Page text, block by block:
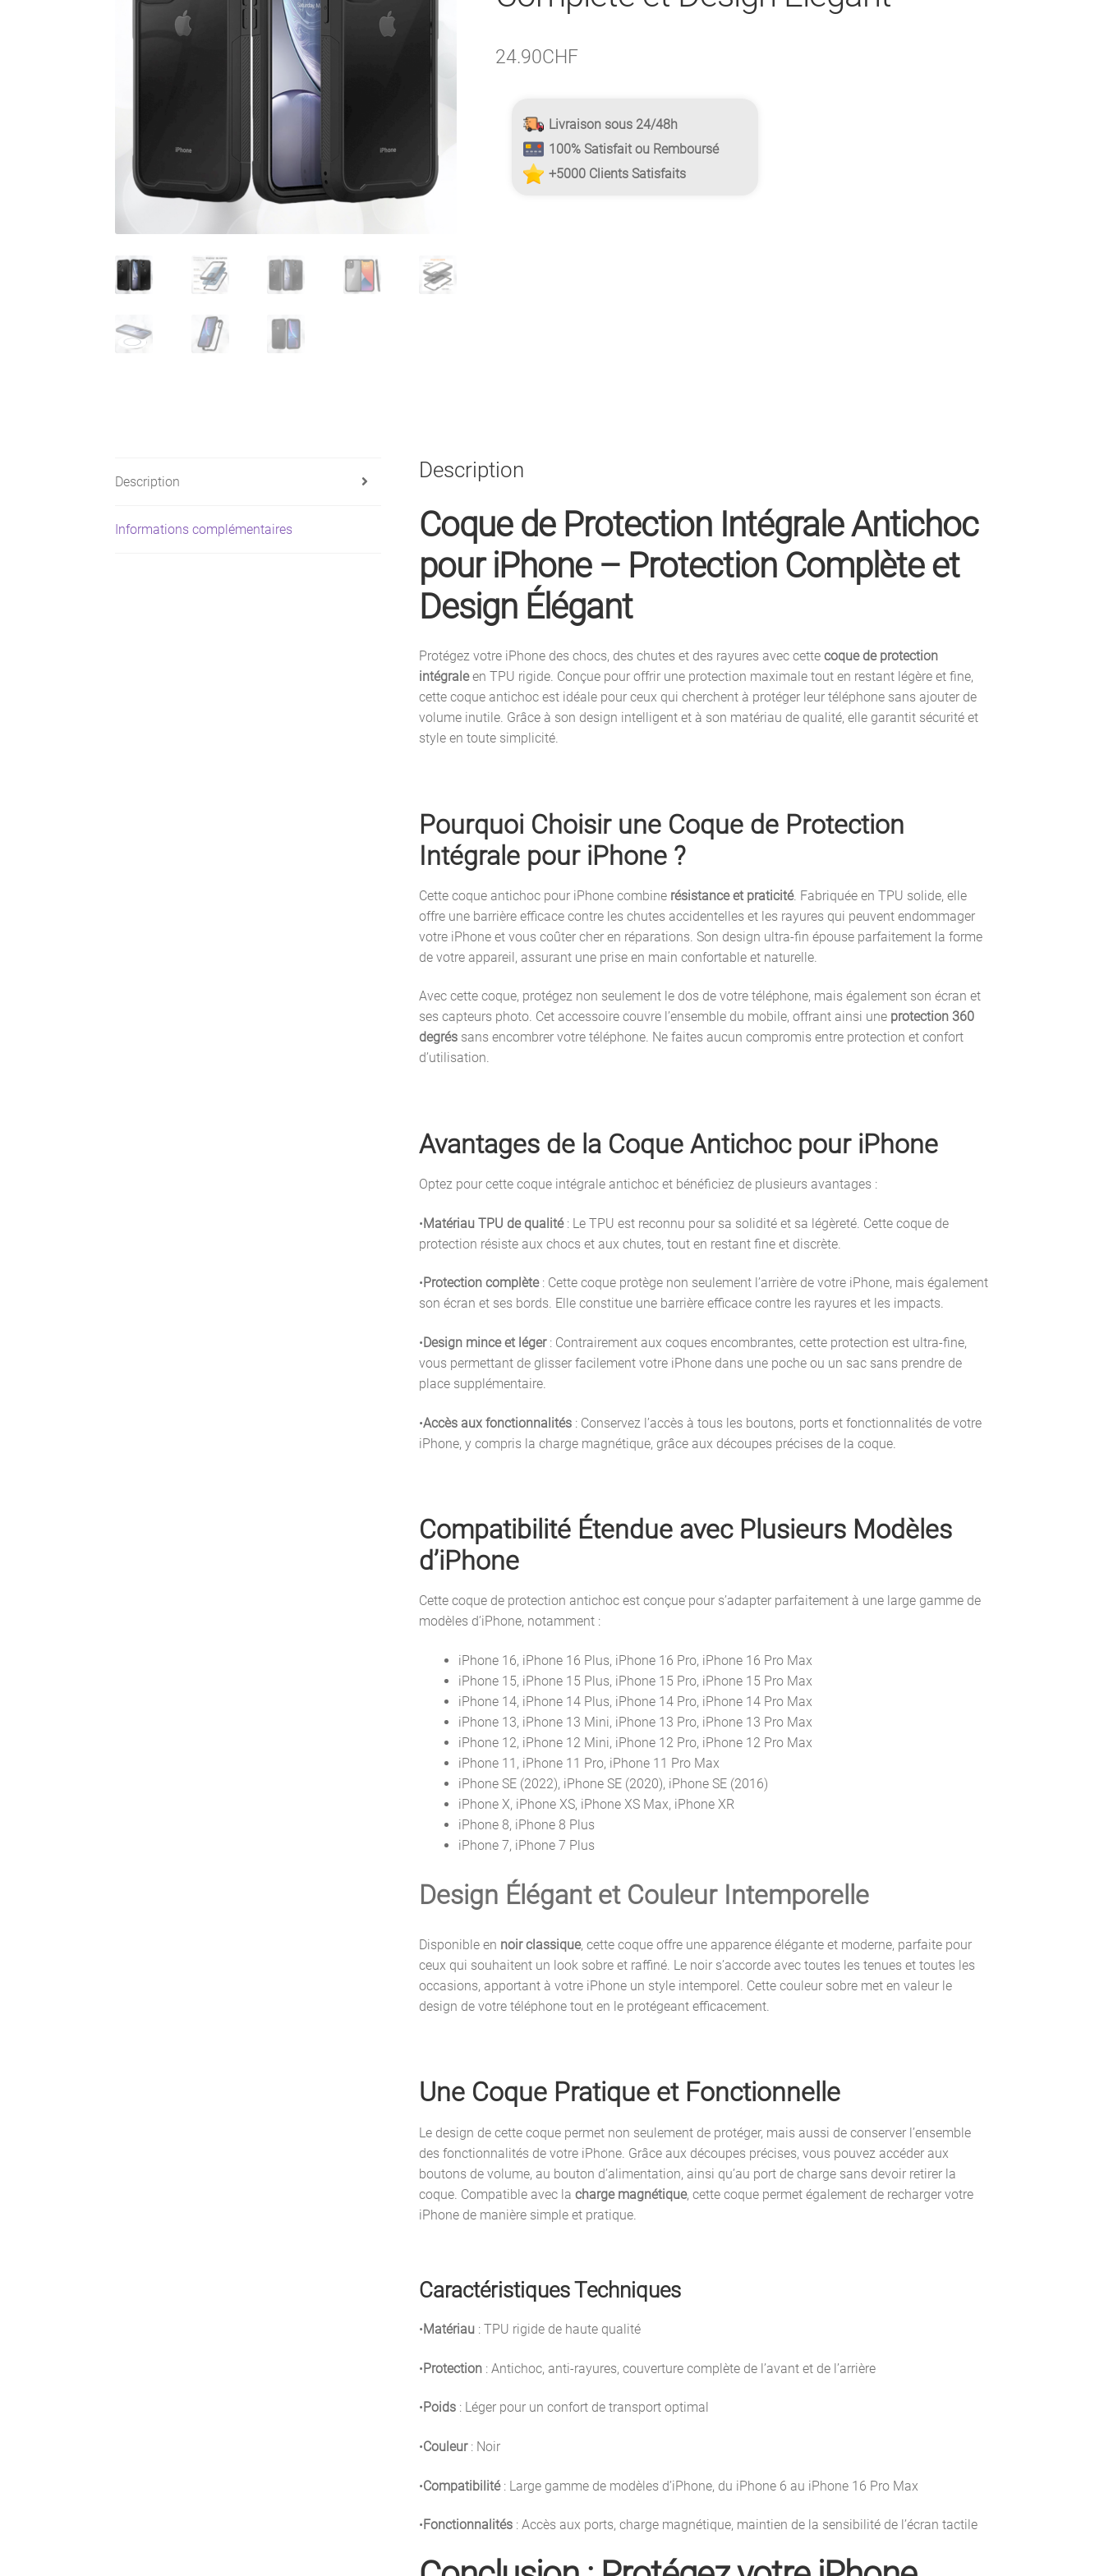
24.90CHF
Livraison sous 24/48h
100% Satisfait ou Remboursé
+5000 Clients Satisfaits
Description
Informations complémentaires
Description
Coque de Protection Intégrale Antichoc
pour iPhone – Protection Complète et
Design Élégant
Protégez votre iPhone des chocs, des chutes et des rayures avec cettecoque de protection
intégraleen TPU rigide. Conçue pour offrir une protection maximale tout en restant légère et fine,
cette coque antichoc est idéale pour ceux qui cherchent à protéger leur téléphone sans ajouter de
volume inutile. Grâce à son design intelligent et à son matériau de qualité, elle garantit sécurité et
style en toute simplicité.
Pourquoi Choisir une Coque de Protection
Intégrale pour iPhone ?
Cette coque antichoc pour iPhone combine résistance et praticité. Fabriquée en TPU solide, elle
offre une barrière efficace contre les chutes accidentelles et les rayures qui peuvent endommager
votre iPhone et vous coûter cher en réparations. Son design ultra-fin épouse parfaitement la forme
de votre appareil, assurant une prise en main confortable et naturelle.
Avec cette coque, protégez non seulement le dos de votre téléphone, mais également son écran et
ses capteurs photo. Cet accessoire couvre l’ensemble du mobile, offrant ainsi une protection 360
degrés sans encombrer votre téléphone. Ne faites aucun compromis entre protection et confort
d’utilisation.
Avantages de la Coque Antichoc pour iPhone
Optez pour cette coque intégrale antichoc et bénéficiez de plusieurs avantages :
•Matériau TPU de qualité: Le TPU est reconnu pour sa solidité et sa légèreté. Cette coque de
protection résiste aux chocs et aux chutes, tout en restant fine et discrète.
• Protection complète: Cette coque protège non seulement l’arrière de votre iPhone, mais également
son écran et ses bords. Elle constitue une barrière efficace contre les rayures et les impacts.
•Design mince et léger: Contrairement aux coques encombrantes, cette protection est ultra-fine,
vous permettant de glisser facilement votre iPhone dans une poche ou un sac sans prendre de
place supplémentaire.
•Accès aux fonctionnalités : Conservez l’accès à tous les boutons, ports et fonctionnalités de votre
iPhone, y compris la charge magnétique, grâce aux découpes précises de la coque.
Compatibilité Étendue avec Plusieurs Modèles
d’iPhone
Cette coque de protection antichoc est conçue pour s’adapter parfaitement à une large gamme de
modèles d’iPhone, notamment :
iPhone 16, iPhone 16 Plus, iPhone 16 Pro, iPhone 16 Pro Max
iPhone 15, iPhone 15 Plus, iPhone 15 Pro, iPhone 15 Pro Max
iPhone 14, iPhone 14 Plus, iPhone 14 Pro, iPhone 14 Pro Max
iPhone 13, iPhone 13 Mini, iPhone 13 Pro, iPhone 13 Pro Max
iPhone 12, iPhone 12 Mini, iPhone 12 Pro, iPhone 12 Pro Max
iPhone 11, iPhone 11 Pro, iPhone 11 Pro Max
iPhone SE (2022), iPhone SE (2020), iPhone SE (2016)
iPhone X, iPhone XS, iPhone XS Max, iPhone XR
iPhone 8, iPhone 8 Plus
iPhone 7, iPhone 7 Plus
Design Élégant et Couleur Intemporelle
Disponible en noir classique, cette coque offre une apparence élégante et moderne, parfaite pour
ceux qui souhaitent un look sobre et raffiné. Le noir s’accorde avec toutes les tenues et toutes les
occasions, apportant à votre iPhone un style intemporel. Cette couleur sobre met en valeur le
design de votre téléphone tout en le protégeant efficacement.
Une Coque Pratique et Fonctionnelle
Le design de cette coque permet non seulement de protéger, mais aussi de conserver l’ensemble
des fonctionnalités de votre iPhone. Grâce aux découpes précises, vous pouvez accéder aux
boutons de volume, au bouton d’alimentation, ainsi qu’au port de charge sans devoir retirer la
coque. Compatible avec lacharge magnétique, cette coque permet également de recharger votre
iPhone de manière simple et pratique.
Caractéristiques Techniques
•Matériau : TPU rigide de haute qualité
•Protection : Antichoc, anti-rayures, couverture complète de l’avant et de l’arrière
• Poids : Léger pour un confort de transport optimal
•Couleur: Noir
•Compatibilité: Large gamme de modèles d’iPhone, du iPhone 6 au iPhone 16 Pro Max
• Fonctionnalités : Accès aux ports, charge magnétique, maintien de la sensibilité de l’écran tactile